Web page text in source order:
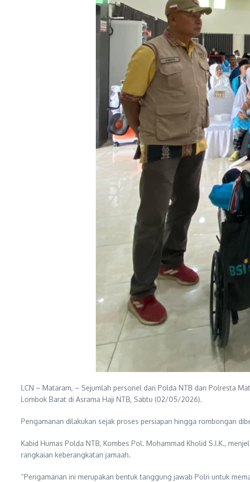
LCN – Mataram, – Sejumlah personel dari Polda NTB dan Polresta
Lombok Barat di Asrama Haji NTB, Sabtu (02/05/2026).
Pengamanan dilakukan sejak proses persiapan hingga rombongan
Kabid Humas Polda NTB, Kombes Pol. Mohammad Kholid S.I.K.,
rangkaian keberangkatan jamaah.
“Pengamanan ini merupakan bentuk tanggung jawab Polri untuk